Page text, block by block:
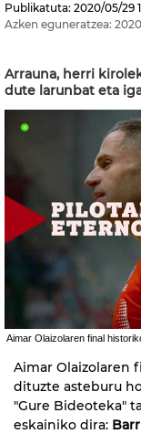
Publikatuta: 2020/05/29
Azken eguneratzea:
Arrauna, herri
dute larunbat eta
Aimar Olaizolaren final
Aimar Olaizolaren
dituzte asteburu
"Gure Bideoteka"
eskainiko dira: